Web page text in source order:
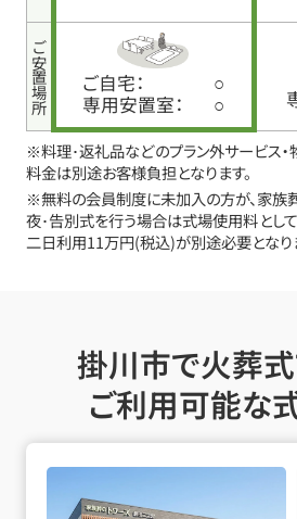
ご安置場所 ご自宅：
○
専用安置室：
○
※料理･返礼品などのプラン外サービス・
料金は別途お客様負担となります。
※無料の会員制度に未加入の方が、家族
夜･告別式を行う場合は式場使用料とし
二日利用11万円(税込)が別途必要となり
掛川市で火葬
ご利用可能な